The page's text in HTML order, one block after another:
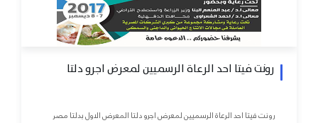
رونت فيتا احد الرعاة الرسميين لمعرض اجرو دلتا
رونت فيتا احد الرعاة الرسميين لمعرض اجرو دلتا المعرض الاول بدلتا مصر